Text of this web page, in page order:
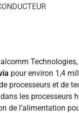
pour environ 1,4
processeurs et de
les processeurs
de l’alimentation